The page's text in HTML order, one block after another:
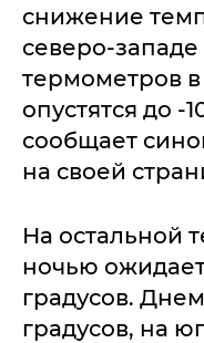
снижение
северо-западе
термометров
опустятся до -
сообщает
на своей
На остальной
ночью
градусов.
градусов, на